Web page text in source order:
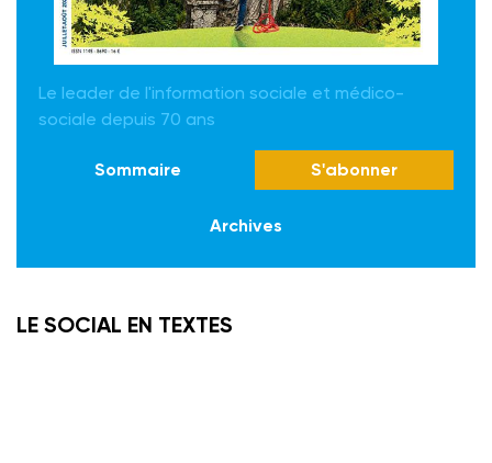
Le leader de l'information sociale et médico-
sociale depuis 70 ans
Sommaire S'abonner
Archives
LE SOCIAL EN TEXTES